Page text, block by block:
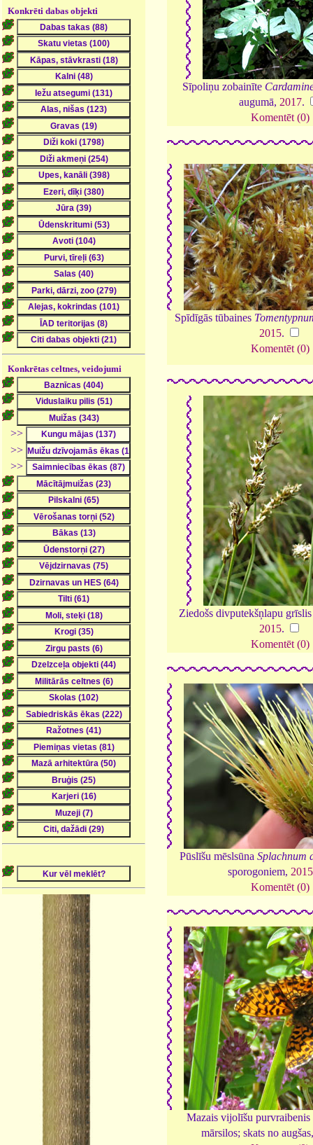
Konkrēti dabas objekti
Konkrētas celtnes, veidojumi
>>
>>
>>
Sīpoliņu zobainīte
augumā, 2017.
Komentēt (0)
Spīdīgās tūbaines
2015.
Komentēt (0)
Ziedošs divputekšņlapu
2015.
Komentēt (0)
Pūslīšu mēslsūna Splachnum
sporogoniem, 2015
Komentēt (0)
Mazais vijolīšu purvraibenis
mārsilos; skats no